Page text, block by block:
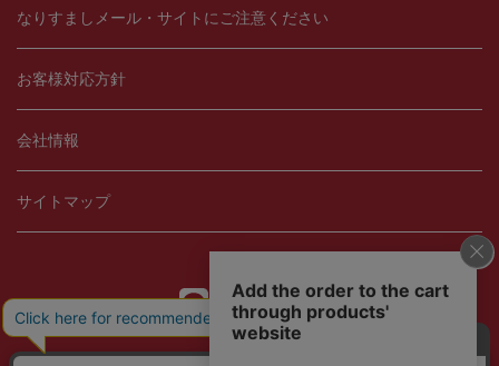
なりすましメール・サイトにご注意ください
お客様対応方針
会社情報
サイトマップ